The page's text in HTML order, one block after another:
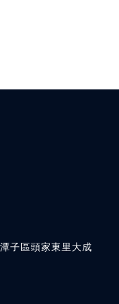
子區頭家東里大成